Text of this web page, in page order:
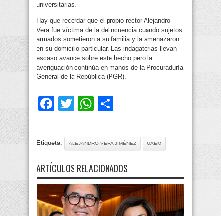
universitarias.
Hay que recordar que el propio rector Alejandro
Vera fue víctima de la delincuencia cuando sujetos
armados sometieron a su familia y la amenazaron
en su domicilio particular. Las indagatorias llevan
escaso avance sobre este hecho pero la
averiguación continúa en manos de la Procuraduría
General de la República (PGR).
Facebook
TwitterWhatsApp
Etiqueta: ALEJANDRO VERA JIMÉNEZ UAEM
ARTÍCULOS RELACIONADOS